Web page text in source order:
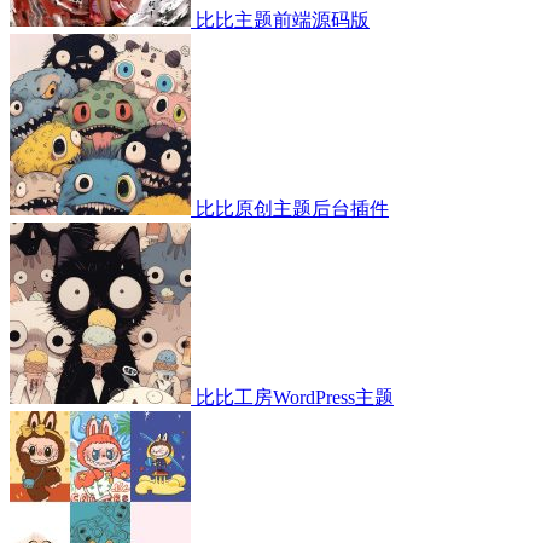
比比主题前端源码版
比比原创主题后台插件
比比工房WordPress主题